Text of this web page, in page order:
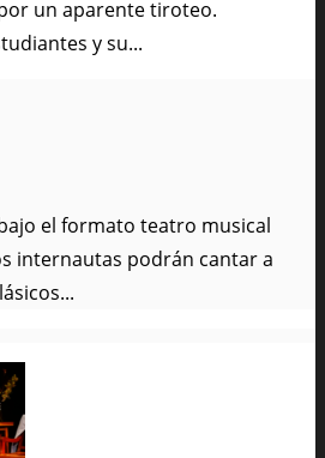
un aparente tiroteo.
y su...
el formato teatro musical
internautas podrán cantar a